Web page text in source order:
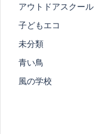
アウトドアスクール
子どもエコ
未分類
青い鳥
風の学校